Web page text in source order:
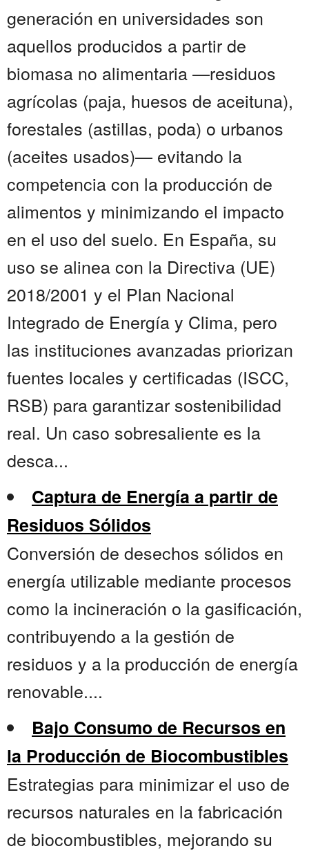
generación en universidades son
aquellos producidos a partir de
biomasa no alimentaria —residuos
agrícolas (paja, huesos de aceituna),
forestales (astillas, poda) o urbanos
(aceites usados)— evitando la
competencia con la producción de
alimentos y minimizando el impacto
en el uso del suelo. En España, su
uso se alinea con la Directiva (UE)
2018/2001 y el Plan Nacional
Integrado de Energía y Clima, pero
las instituciones avanzadas priorizan
fuentes locales y certificadas (ISCC,
RSB) para garantizar sostenibilidad
real. Un caso sobresaliente es la
desca...
Captura de Energía a partir de
Residuos Sólidos
Conversión de desechos sólidos en
energía utilizable mediante procesos
como la incineración o la gasificación,
contribuyendo a la gestión de
residuos y a la producción de energía
renovable....
Bajo Consumo de Recursos en
la Producción de Biocombustibles
Estrategias para minimizar el uso de
recursos naturales en la fabricación
de biocombustibles, mejorando su